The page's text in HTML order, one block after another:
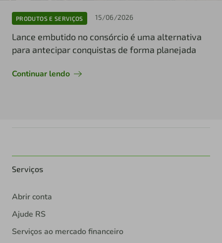
PRODUTOS E SERVIÇOS 15/06/2026
Lance embutido no consórcio é uma alternativa
para antecipar conquistas de forma planejada
Continuar lendo
Serviços
Abrir conta
Ajude RS
Serviços ao mercado financeiro